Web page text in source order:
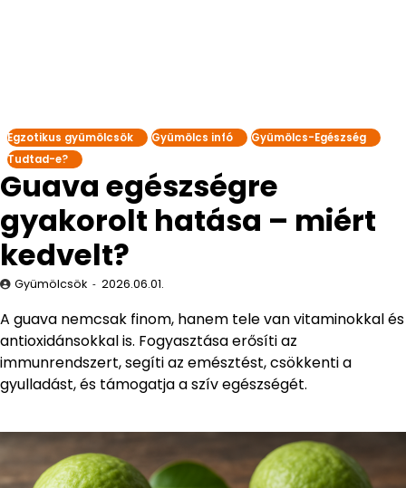
Egzotikus gyümölcsök Gyümölcs infó
Gyümölcs-Egészség
Tudtad-e?
Guava egészségre
gyakorolt hatása – miért
kedvelt?
Gyümölcsök 2026.06.01.
A guava nemcsak finom, hanem tele van vitaminokkal és
antioxidánsokkal is. Fogyasztása erősíti az
immunrendszert, segíti az emésztést, csökkenti a
gyulladást, és támogatja a szív egészségét.